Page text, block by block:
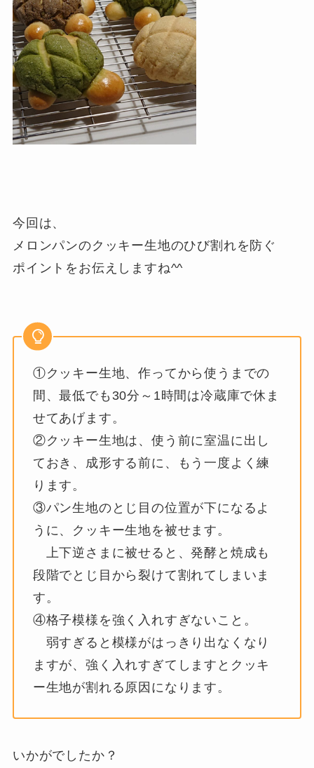
今回は、
メロンパンのクッキー生地のひび割れを防ぐ
ポイントをお伝えしますね^^
①クッキー生地、作ってから使うまでの
間、最低でも30分～1時間は冷蔵庫で休ま
せてあげます。
②クッキー生地は、使う前に室温に出し
ておき、成形する前に、もう一度よく練
ります。
③パン生地のとじ目の位置が下になるよ
うに、クッキー生地を被せます。
上下逆さまに被せると、発酵と焼成も
段階でとじ目から裂けて割れてしまいま
す。
④格子模様を強く入れすぎないこと。
弱すぎると模様がはっきり出なくなり
ますが、強く入れすぎてしますとクッキ
ー生地が割れる原因になります。
いかがでしたか？